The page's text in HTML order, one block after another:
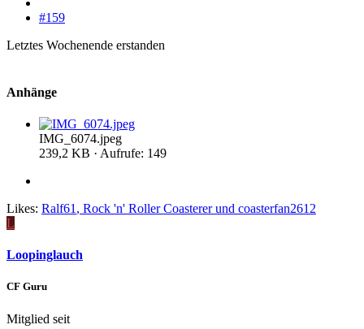
#159
Letztes Wochenende erstanden
Anhänge
IMG_6074.jpeg
239,2 KB · Aufrufe: 149
Likes: Ralf61 , Rock 'n' Roller Coastererund coasterfan2612
L
Loopinglauch
CF Guru
Mitglied seit